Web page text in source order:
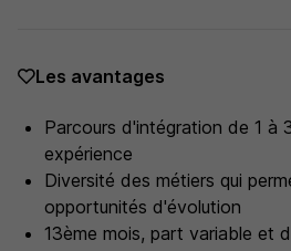
Les avantages
Parcours d'intégration de 1 à
expérience
Diversité des métiers qui
opportunités d'évolution
13ème mois, part variable et